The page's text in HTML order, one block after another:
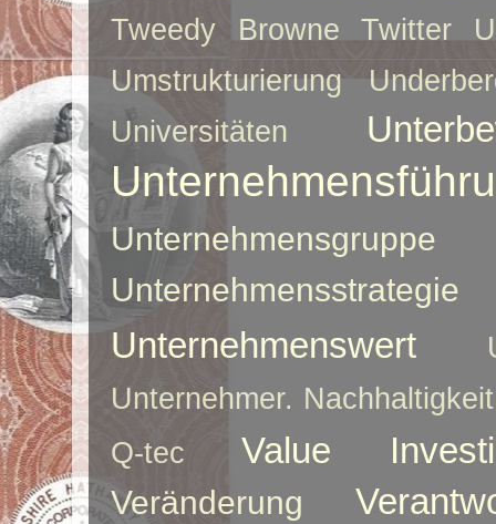
Tweedy Browne Twitter
Umstrukturierung
Universitäten
Unternehmensgruppe
Unternehmensstrategie
Unternehmenswert
Unternehmer. Nachhaltigkeit
Q-tec
Value
Veränderung